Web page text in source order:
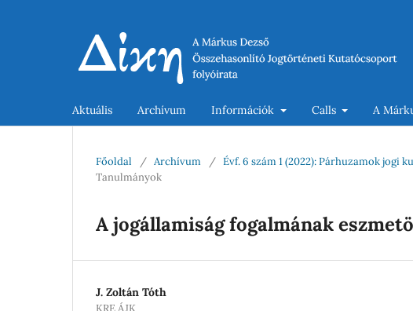
Aktuális Archívum Információk Calls A
Főoldal / Archívum / Évf. 6 szám 1 (2022): Párhuzamok
Tanulmányok
A jogállamiság fogalmának
J. Zoltán Tóth
KRE ÁJK